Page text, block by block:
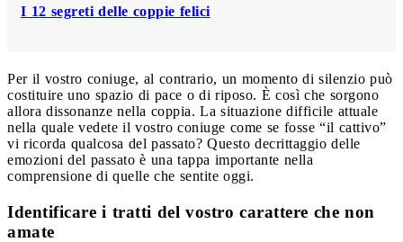
I 12 segreti delle coppie felici
Per il vostro coniuge, al contrario, un momento di silenzio può
costituire uno spazio di pace o di riposo. È così che sorgono
allora dissonanze nella coppia. La situazione difficile attuale
nella quale vedete il vostro coniuge come se fosse “il cattivo”
vi ricorda qualcosa del passato? Questo decrittaggio delle
emozioni del passato è una tappa importante nella
comprensione di quelle che sentite oggi.
Identificare i tratti del vostro carattere che non
amate